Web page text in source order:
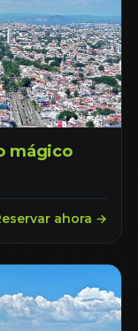
mágico
ahora →